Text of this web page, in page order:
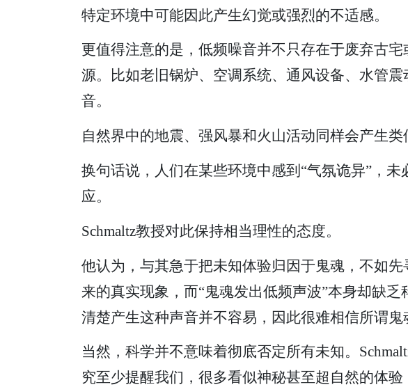
特定环境中可能因此产生幻觉或强烈的不适感。
更值得注意的是，低频噪音并不只存在于废弃古
源。比如老旧锅炉、空调系统、通风设备、水管
音。
自然界中的地震、强风暴和火山活动同样会产生类
换句话说，人们在某些环境中感到“气氛诡异”，
应。
Schmaltz教授对此保持相当理性的态度。
他认为，与其急于把未知体验归因于鬼魂，不如
来的真实现象，而“鬼魂发出低频声波”本身却缺
清楚产生这种声音并不容易，因此很难相信所谓鬼
当然，科学并不意味着彻底否定所有未知。
究至少提醒我们，很多看似神秘甚至超自然的体验